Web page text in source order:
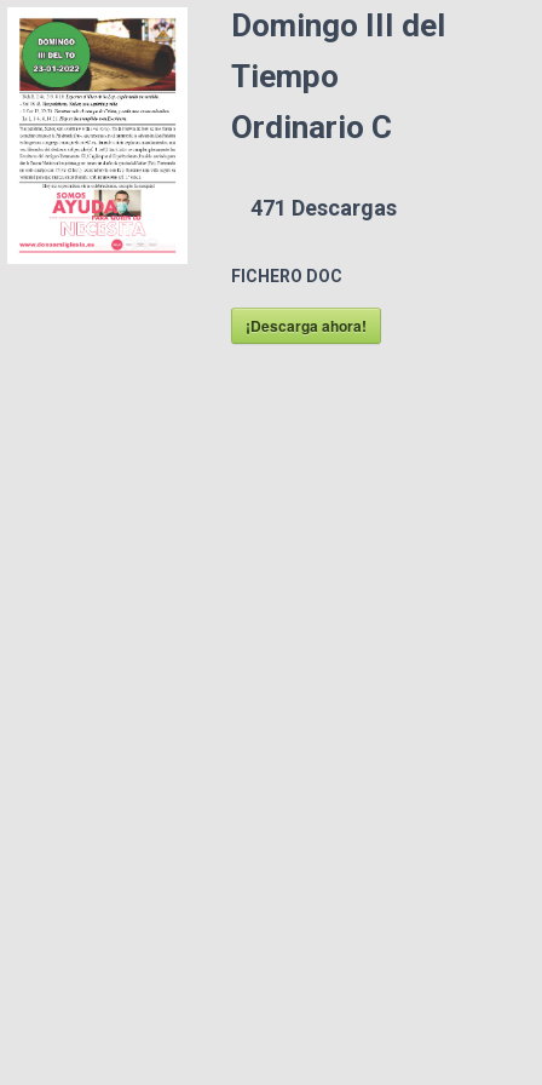
Domingo III del
Tiempo
Ordinario C
471 Descargas
FICHERO DOC
¡Descarga ahora!